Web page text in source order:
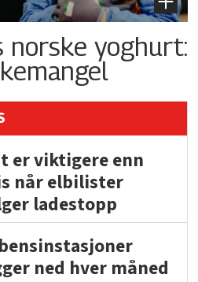
norske yoghurt:
er viktigere enn
når elbilister
ladestopp
ned hver måned